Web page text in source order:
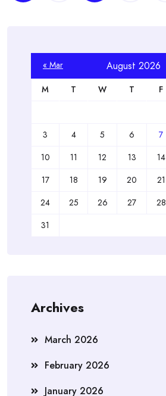
navigation
August 2026
M T W T F
3
4 5 6 7
10
11 12 13 14
17
18 19 20 21
24
25 26 27 28
31
« Mar
Archives
March 2026
February 2026
January 2026